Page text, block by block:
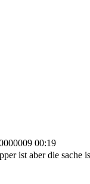
00:19
ist aber die